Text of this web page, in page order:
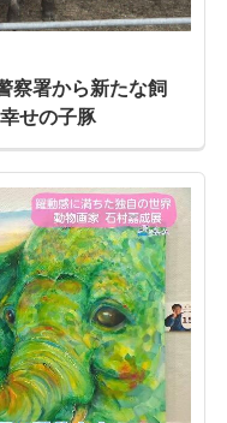
察署から新たな飼
せの子豚